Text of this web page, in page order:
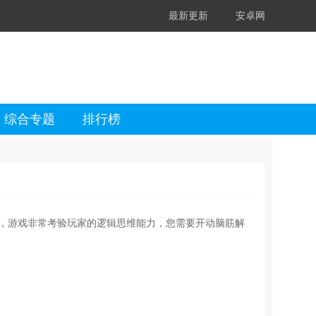
最新更新 安卓网
综合专题 排行榜
游戏非常考验玩家的逻辑思维能力，您需要开动脑筋解